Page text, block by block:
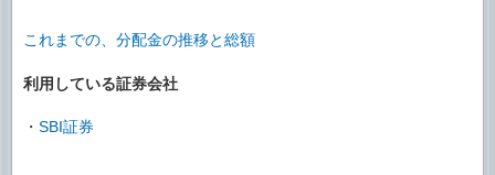
これまでの、分配金の推移と総額
利用している証券会社
・ SBI証券